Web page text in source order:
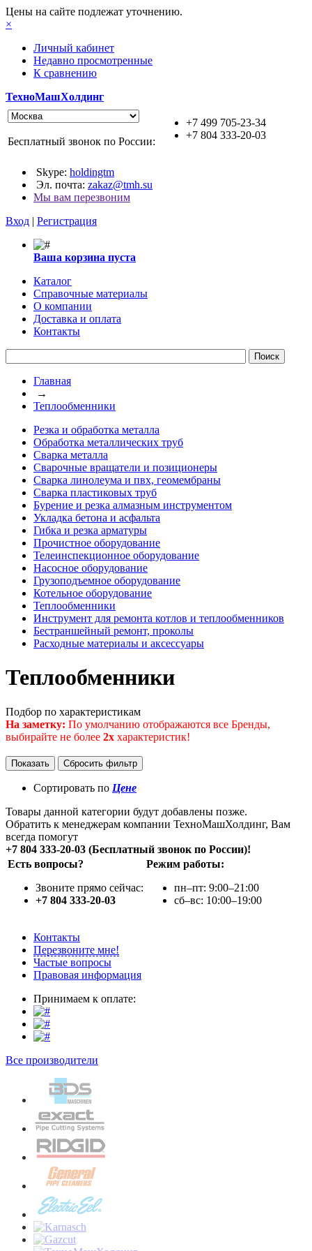
Цены на сайте подлежат уточнению.
×
Личный кабинет
Недавно просмотренные
К сравнению
ТехноМашХолдинг
+7 499 705-23-34
+7 804 333-20-03
Бесплатный звонок по России:
Skype: holdingtm
Эл. почта: zakaz@tmh.su
Мы вам перезвоним
Вход | Регистрация
Ваша корзина пуста
Каталог
Справочные материалы
О компании
Доставка и оплата
Контакты
Главная
→
Теплообменники
Резка и обработка металла
Обработка металлических труб
Сварка металла
Сварочные вращатели и позиционеры
Сварка линолеума и пвх, геомембраны
Сварка пластиковых труб
Бурение и резка алмазным инструментом
Укладка бетона и асфальта
Гибка и резка арматуры
Прочистное оборудование
Телеинспекционное оборудование
Насосное оборудование
Грузоподъемное оборудование
Котельное оборудование
Теплообменники
Инструмент для ремонта котлов и теплообменников
Бестраншейный ремонт, проколы
Расходные материалы и аксессуары
Теплообменники
Подбор по характеристикам
На заметку: По умолчанию отображаются все Бренды,
выбирайте не более 2х характеристик!
Сортировать по Цене
Товары данной категории будут добавлены позже.
Обратить к менеджерам компании ТехноМашХолдинг, Вам
всегда помогут
+7 804 333-20-03 (Бесплатный звонок по России)!
Есть вопросы?
Звоните прямо сейчас:
+7 804 333-20-03
Режим работы:
пн–пт: 9:00–21:00
сб–вс: 10:00–19:00
Контакты
Перезвоните мне!
Частые вопросы
Правовая информация
Принимаем к оплате:
Все производители